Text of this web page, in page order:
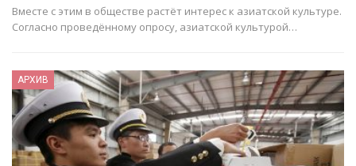
Вместе с этим в обществе растёт интерес к азиатской культуре.
Согласно проведённому опросу, азиатской культурой…
АРХИВ